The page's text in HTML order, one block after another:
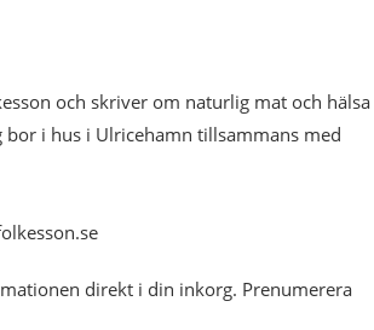
och skriver om naturlig mat och hälsa
bor i hus i Ulricehamn tillsammans med
direkt i din inkorg. Prenumerera